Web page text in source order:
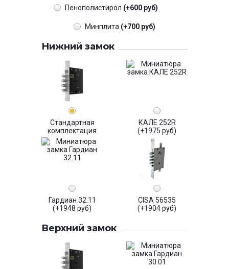
Пенополистирол (+600 руб)
Минплита (+700 руб)
Нижний замок
Стандартная
комплектация
КАЛЕ 252R
(+1975 руб)
Гардиан 32.11
(+1948 руб)
CISA 56535
(+1904 руб)
Верхний замок